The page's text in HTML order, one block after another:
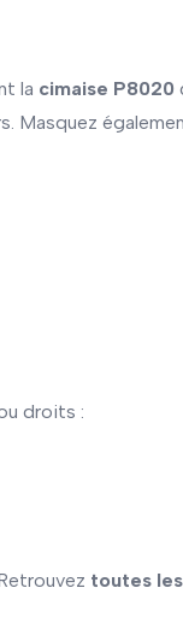
la cimaise P8020
Masquez
droits :
toutes